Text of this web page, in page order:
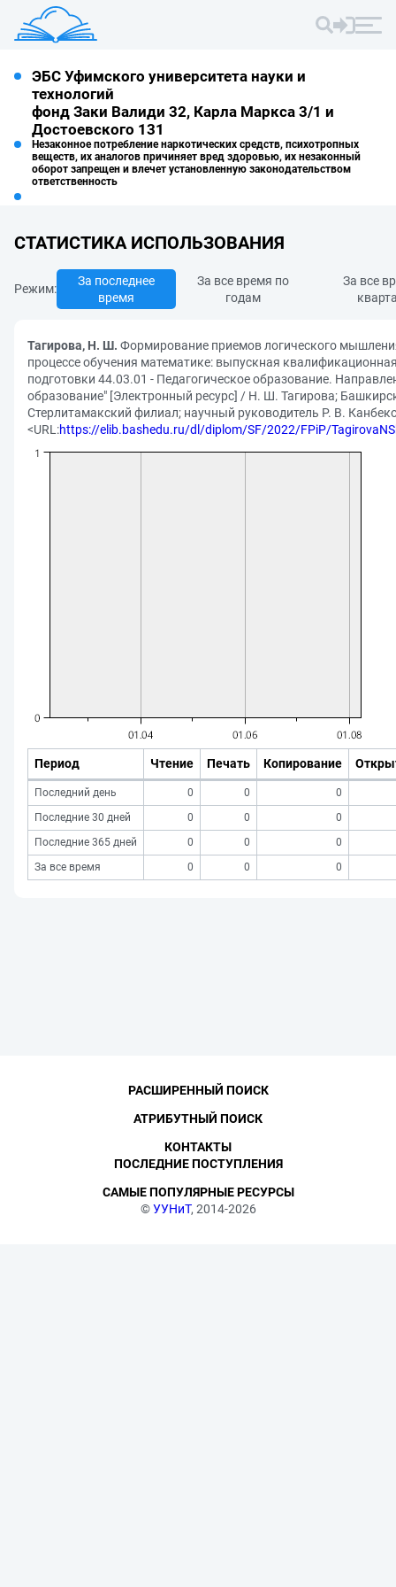
ЭБС Уфимского университета науки и
технологий
фонд Заки Валиди 32, Карла Маркса 3/1 и
Достоевского 131
Незаконное потребление наркотических средств, психотропных
веществ, их аналогов причиняет вред здоровью, их незаконный
оборот запрещен и влечет установленную законодательством
ответственность
СТАТИСТИКА ИСПОЛЬЗОВАНИЯ
Режим:
За последнее
время
За все время по
годам
За все
Тагирова, Н. Ш. Формирование приемов логического
процессе обучения математике: выпускная
подготовки 44.03.01 - Педагогическое образование.
образование" [Электронный ресурс] / Н. Ш. Тагирова;
Стерлитамакский филиал; научный руководитель Р. В.
<URL:https://elib.bashedu.ru/dl/diplom/SF/2022/FPiP/
Период Чтение Печать Копирование
Последний день 0 0
0
Последние 30 дней
0 0
0
Последние 365 дней
0 0
0
За все время
0 0 0
©УУНиТ, 2014-2026
РАСШИРЕННЫЙ ПОИСК
АТРИБУТНЫЙ ПОИСК
КОНТАКТЫ
ПОСЛЕДНИЕ ПОСТУПЛЕНИЯ
САМЫЕ ПОПУЛЯРНЫЕ РЕСУРСЫ